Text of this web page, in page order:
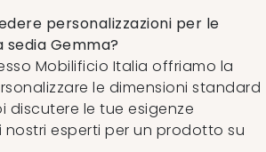
personalizzazioni per le
sedia Gemma?
Mobilificio Italia offriamo la
le dimensioni standard
discutere le tue esigenze
esperti per un prodotto su